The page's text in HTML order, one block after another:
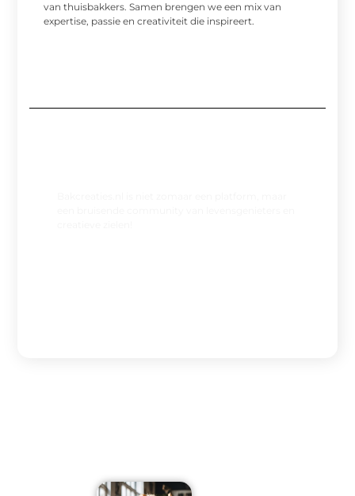
van thuisbakkers. Samen brengen we een mix van
expertise, passie en creativiteit die inspireert.